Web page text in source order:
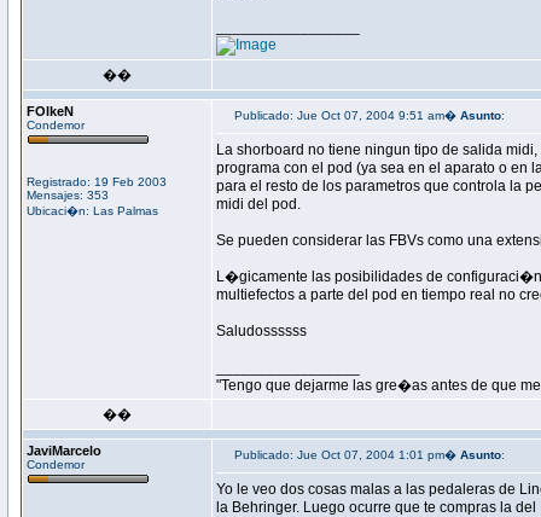
��
FOlkeN
Condemor
Registrado: 19 Feb 2003
Mensajes: 353
Ubicaci�n: Las Palmas
Publicado: Jue Oct 07, 2004 9:51 am� Asunto:
La shorboard no tiene ningun tipo de salida
programa con el pod (ya sea en el aparato o en
para el resto de los parametros que controla la
midi del pod.
Se pueden considerar las FBVs como una
L�gicamente las posibilidades de
multiefectos a parte del pod en tiempo real no
Saludossssss
"Tengo que dejarme las gre�as antes de que
��
JaviMarcelo
Condemor
Publicado: Jue Oct 07, 2004 1:01 pm� Asunto:
Yo le veo dos cosas malas a las pedaleras de
la Behringer. Luego ocurre que te compras la